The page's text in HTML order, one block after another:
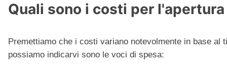
Quali sono i costi per
Premettiamo che i costi variano notevolmente in base
possiamo indicarvi sono le voci di spesa: